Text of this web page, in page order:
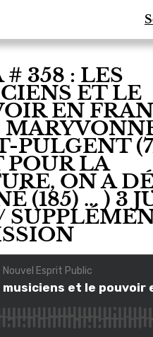
# 358 : LES
ET LE
EN
PULGENT
POUR LA
ON A
(185) … ) 3